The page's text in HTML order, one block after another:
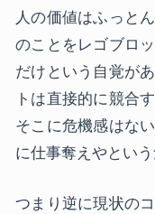
人の価値はふっと
のことをレゴブロ
だけという自覚が
トは直接的に競合
そこに危機感はな
に仕事奪えやという
つまり逆に現状の